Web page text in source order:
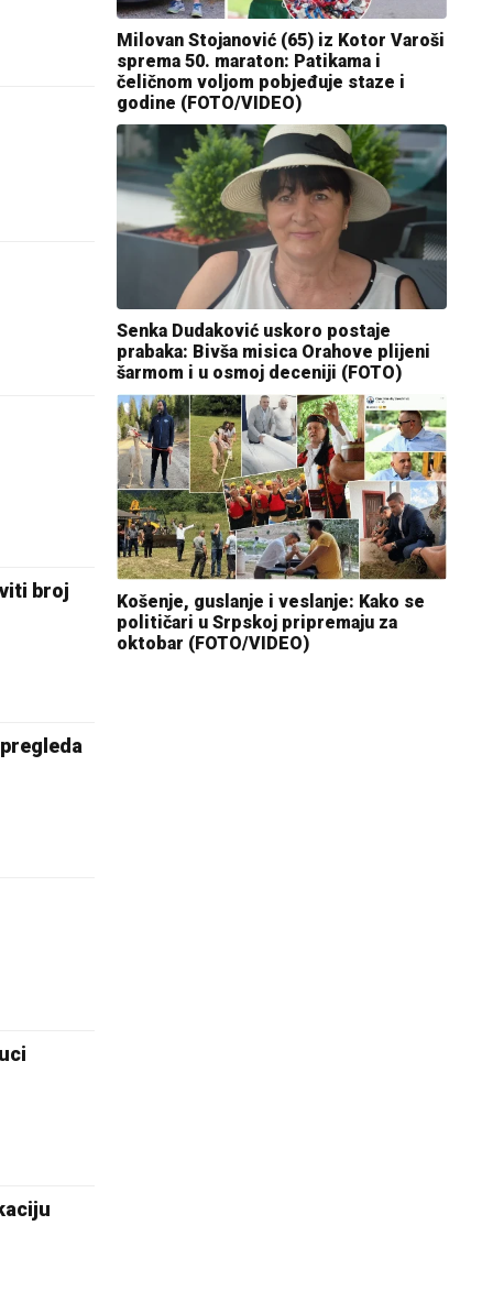
broj
Milovan Stojanović (65) iz Kotor Varoši
sprema 50. maraton: Patikama i
čeličnom voljom pobjeđuje staze i
godine (FOTO/VIDEO)
Senka Dudaković uskoro postaje
prabaka: Bivša misica Orahove plijeni
šarmom i u osmoj deceniji (FOTO)
Košenje, guslanje i veslanje: Kako se
političari u Srpskoj pripremaju za
oktobar (FOTO/VIDEO)